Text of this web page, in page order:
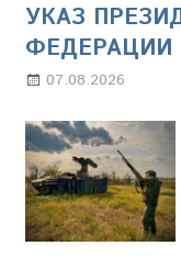
УКАЗ
ФЕДЕРАЦИИ
07.08.2026